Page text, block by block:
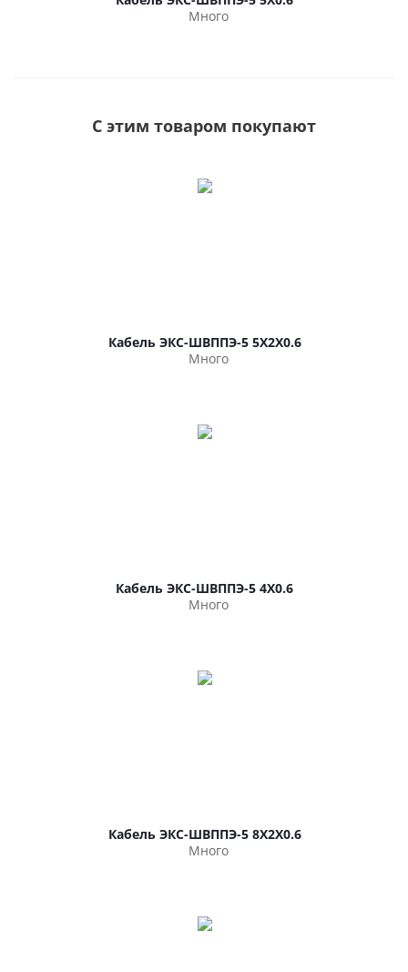
Много
С этим товаром покупают
Кабель ЭКС-ШВППЭ-5 5Х2Х0.6
Много
Кабель ЭКС-ШВППЭ-5 4Х0.6
Много
Кабель ЭКС-ШВППЭ-5 8Х2Х0.6
Много